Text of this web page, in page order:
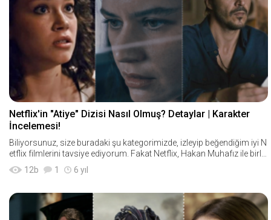
Netflix'in "Atiye" Dizisi Nasıl Olmuş? Detaylar | Karakter
İncelemesi!
Biliyorsunuz, size buradaki şu kategorimizde, izleyip beğendiğim iyi N
etflix filmlerini tavsiye ediyorum. Fakat Netflix, Hakan Muhafız ile birlik
te artık orijinal Türk diziler
12b 1 6 yıl